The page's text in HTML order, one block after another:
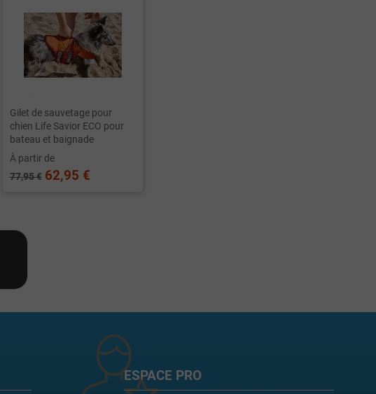
Gilet de sauvetage pour
chien Life Savior ECO pour
bateau et baignade
À partir de
77,95 € 62,95 €
ESPACE PRO